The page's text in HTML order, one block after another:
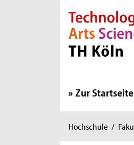
Direkt zur
Direkt zur
Direkt zum Inhalt
Direkt zum
Zur
Sie
Hochschule /
Wirtschafts-
Schmalenbach